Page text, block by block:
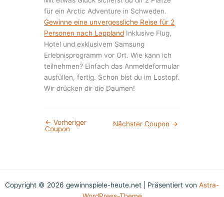
für ein Arctic Adventure in Schweden.
Gewinne eine unvergessliche Reise für 2
Personen nach Lappland Inklusive Flug,
Hotel und exklusivem Samsung
Erlebnisprogramm vor Ort. Wie kann ich
teilnehmen? Einfach das Anmeldeformular
ausfüllen, fertig. Schon bist du im Lostopf.
Wir drücken dir die Daumen!
← Vorheriger
Coupon
Nächster Coupon →
Copyright © 2026 gewinnspiele-heute.net | Präsentiert von Astra-